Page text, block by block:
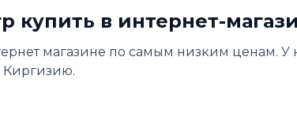
купить в интернет-
магазине по самым низким ценам. У
Киргизию.